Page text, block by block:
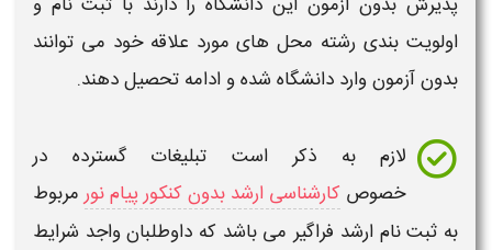
اولویت بندی رشته محل های مورد علاقه خود می توانند
بدون آزمون وارد دانشگاه شده و ادامه تحصیل دهند.
لازم به ذکر است تبلیغات گسترده در
خصوص کارشناسی ارشد بدون کنکور پیام نورمربوط
به ثبت نامارشد فراگیر می باشد که داوطلبان واجد شرایط